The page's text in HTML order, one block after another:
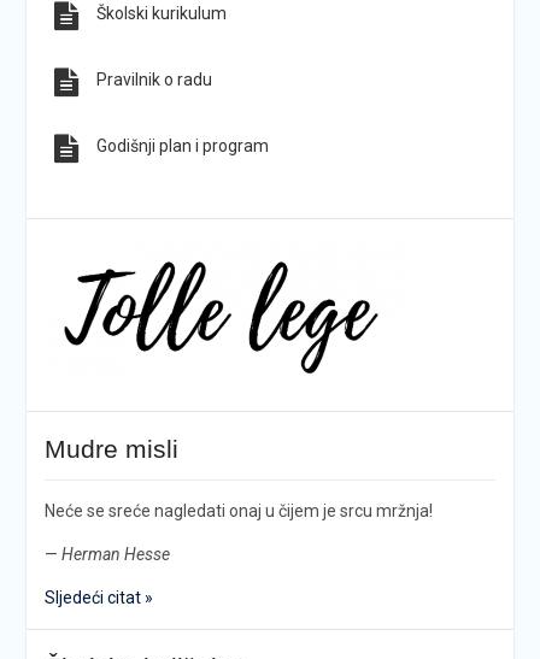
Školski kurikulum
Pravilnik o radu
Godišnji plan i program
Mudre misli
Neće se sreće nagledati onaj u čijem je srcu mržnja!
— Herman Hesse
Sljedeći citat »